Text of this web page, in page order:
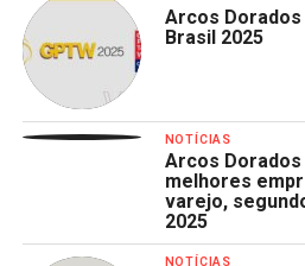
Arcos Dorados
Brasil 2025
NOTÍCIAS
Arcos
melhores
varejo,
2025
NOTÍCIAS